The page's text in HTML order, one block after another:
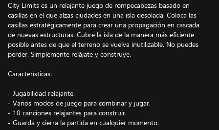
City Limits es un relajante juego de rompecabezas basado en
casillas en el que alzas ciudades en una isla desolada. Coloca las
casillas estratégicamente para crear una propagación en cascada
de nuevas estructuras. Cubre la isla de la manera más eficiente
posible antes de que el terreno se vuelva inutilizable. No puedes
perder. Simplemente relájate y construye.
Características:
- Jugabilidad relajante.
- Varios modos de juego para combinar y jugar.
- 10 canciones relajantes para construir.
- Guarda y cierra la partida en cualquier momento.